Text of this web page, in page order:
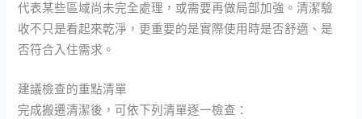
代表某些區域尚未完全處理，或需要再做局部加強。清潔驗
收不只是看起來乾淨，更重要的是實際使用時是否舒適、是
否符合入住需求。
建議檢查的重點清單
完成搬遷清潔後，可依下列清單逐一檢查：